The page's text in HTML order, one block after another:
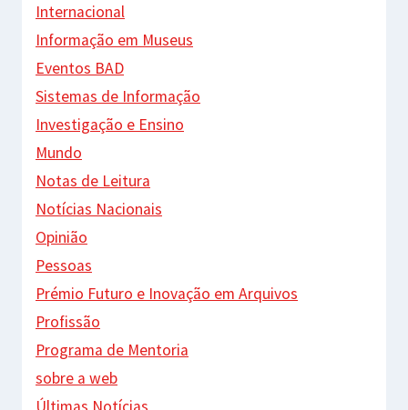
Internacional
Informação em Museus
Eventos BAD
Sistemas de Informação
Investigação e Ensino
Mundo
Notas de Leitura
Notícias Nacionais
Opinião
Pessoas
Prémio Futuro e Inovação em Arquivos
Profissão
Programa de Mentoria
sobre a web
Últimas Notícias